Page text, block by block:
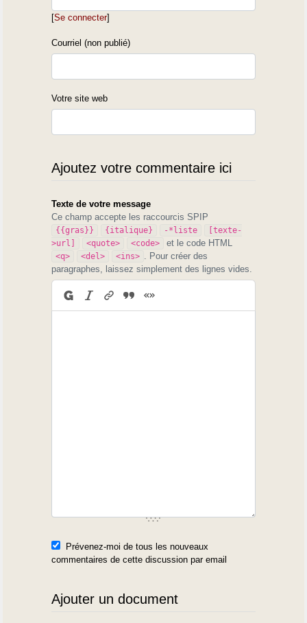
[Se connecter]
Courriel (non publié)
Votre site web
Ajoutez votre commentaire ici
Texte de votre message
Ce champ accepte les raccourcis SPIP
{{gras}} {italique} -*liste
[texte-
>url]
<quote> <code> et le code HTML
<q> <del> <ins>
. Pour créer des
paragraphes, laissez simplement des lignes vides.
Prévenez-moi de tous les nouveaux
commentaires de cette discussion par email
Ajouter un document